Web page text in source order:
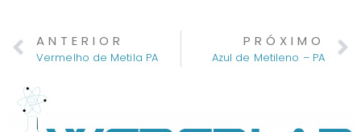
ANTERIOR
Vermelho de Metila PA
PRÓXIMO
Azul de Metileno – PA